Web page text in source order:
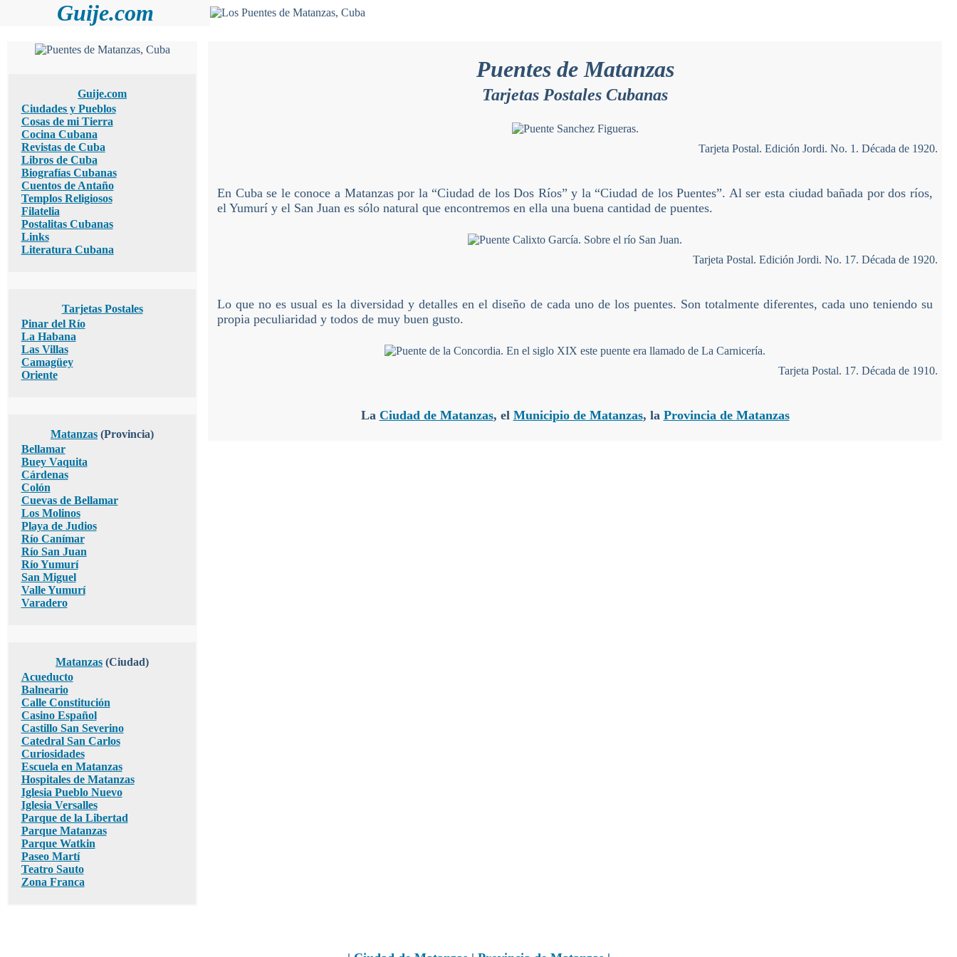
Guije.com
Guije.com
Ciudades y Pueblos
Cosas de mi Tierra
Cocina Cubana
Revistas de Cuba
Libros de Cuba
Biografías Cubanas
Cuentos de Antaño
Templos Religiosos
Filatelia
Postalitas Cubanas
Links
Literatura Cubana
Tarjetas Postales
Pinar del Río
La Habana
Las Villas
Camagüey
Oriente
Matanzas (Provincia)
Bellamar
Buey Vaquita
Cárdenas
Colón
Cuevas de Bellamar
Los Molinos
Playa de Judios
Río Canímar
Río San Juan
Río Yumurí
San Miguel
Valle Yumurí
Varadero
Matanzas (Ciudad)
Acueducto
Balneario
Calle Constitución
Casino Español
Castillo San Severino
Catedral San Carlos
Curiosidades
Escuela en Matanzas
Hospitales de Matanzas
Iglesia Pueblo Nuevo
Iglesia Versalles
Parque de la Libertad
Parque Matanzas
Parque Watkin
Paseo Martí
Teatro Sauto
Zona Franca
Puentes de Matanzas
Tarjetas Postales Cubanas
Tarjeta Postal. Edición Jordi. No. 1. Década de 1920.
En Cuba se le conoce a Matanzas por la “Ciudad de los Dos Ríos” y la “Ciudad de los Puentes”. Al ser esta ciudad bañada por dos ríos,
el Yumurí y el San Juan es sólo natural que encontremos en ella una buena cantidad de puentes.
Tarjeta Postal. Edición Jordi. No. 17. Década de 1920.
Lo que no es usual es la diversidad y detalles en el diseño de cada uno de los puentes. Son totalmente diferentes, cada uno teniendo su
propia peculiaridad y todos de muy buen gusto.
Tarjeta Postal. 17. Década de 1910.
La Ciudad de Matanzas, el Municipio de Matanzas, la Provincia de Matanzas